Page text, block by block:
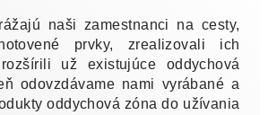
naši zamestnanci na cesty,
prvky, zrealizovali ich
už existujúce oddychová
odovzdávame nami vyrábané a
oddychová zóna do užívania